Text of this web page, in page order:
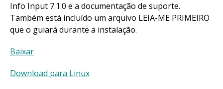
Info Input 7.1.0 e a documentação de suporte.
Também está incluído um arquivo LEIA-ME PRIMEIRO
que o guiará durante a instalação.
Baixar
Download para Linux